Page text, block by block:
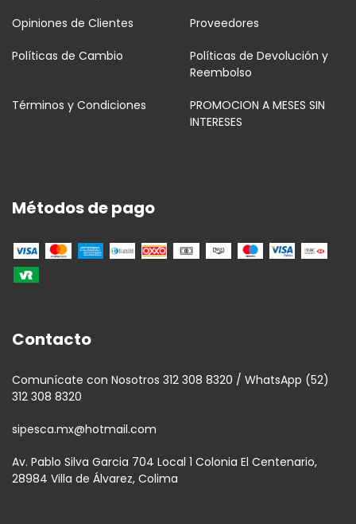
Opiniones de Clientes Proveedores
Políticas de Cambio
Políticas de Devolución y
Reembolso
Términos y Condiciones
PROMOCION A MESES SIN
INTERESES
Métodos de pago
Contacto
Comunícate con Nosotros 312 308 8320 / WhatsApp (52)
312 308 8320
sipesca.mx@hotmail.com
Av. Pablo Silva Garcia 704 Local 1 Colonia El Centenario,
28984 Villa de Álvarez, Colima